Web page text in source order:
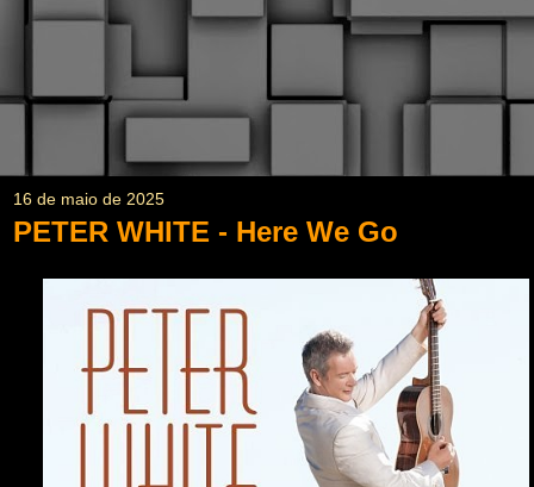
16 de maio de 2025
PETER WHITE - Here We Go